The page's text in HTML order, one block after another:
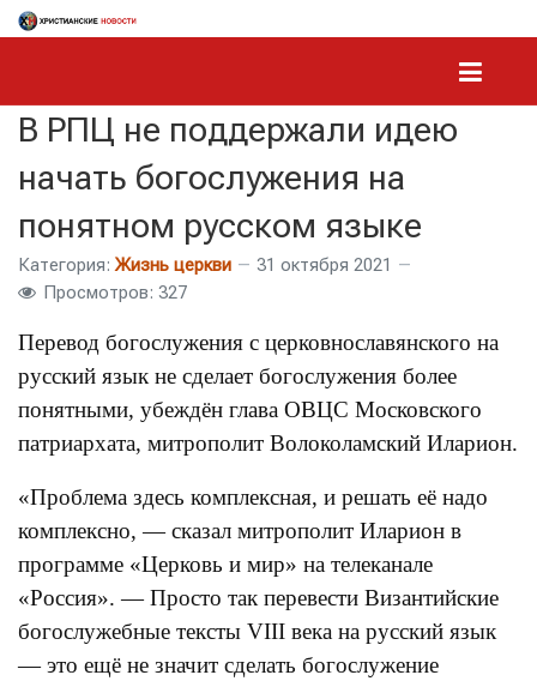
В РПЦ не поддержали идею
начать богослужения на
понятном русском языке
Категория: Жизнь церкви
31 октября 2021
Просмотров: 327
Перевод богослужения с церковнославянского на
русский язык не сделает богослужения более
понятными, убеждён глава ОВЦС Московского
патриархата, митрополит Волоколамский Иларион.
«Проблема здесь комплексная, и решать её надо
комплексно, — сказал митрополит Иларион в
программе «Церковь и мир» на телеканале
«Россия». — Просто так перевести Византийские
богослужебные тексты VIII века на русский язык
— это ещё не значит сделать богослужение